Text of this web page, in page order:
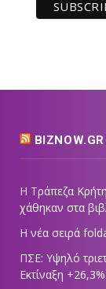
BIZNOW.GR
Η Τράπεζα
χάθηκαν στα
Η νέα σειρά
ΠΣΕ: Υψηλό
Εκτίναξη